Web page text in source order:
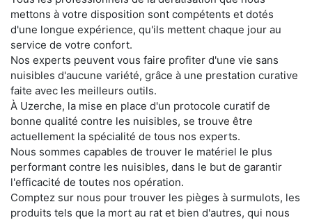
mettons à votre disposition sont compétents et dotés
d'une longue expérience, qu'ils mettent chaque jour au
service de votre confort.
Nos experts peuvent vous faire profiter d'une vie sans
nuisibles d'aucune variété, grâce à une prestation curative
faite avec les meilleurs outils.
À Uzerche, la mise en place d'un protocole curatif de
bonne qualité contre les nuisibles, se trouve être
actuellement la spécialité de tous nos experts.
Nous sommes capables de trouver le matériel le plus
performant contre les nuisibles, dans le but de garantir
l'efficacité de toutes nos opération.
Comptez sur nous pour trouver les pièges à surmulots, les
produits tels que la mort au rat et bien d'autres, qui nous